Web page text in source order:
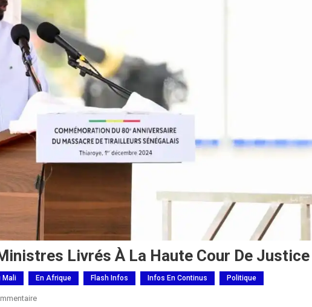
Livrés À La Haute Cour De Justice
Mali En Afrique Flash Infos Infos En Continus Politique
Sur